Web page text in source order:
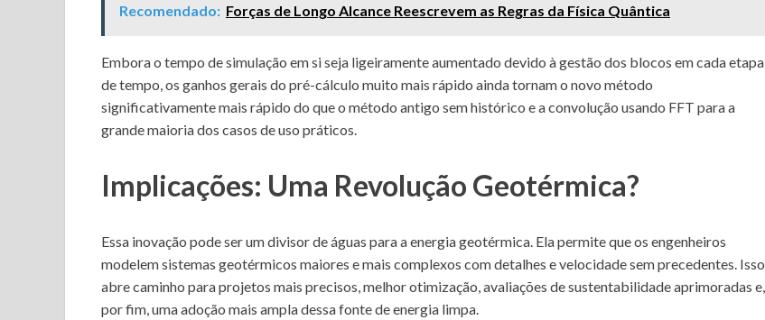
Recomendado: Forças de Longo Alcance Reescrevem as Regras da Física Quântica
Embora o tempo de simulação em si seja ligeiramente aumentado devido à gestão dos blocos em cada etapa
de tempo, os ganhos gerais do pré-cálculo muito mais rápido ainda tornam o novo método
significativamente mais rápido do que o método antigo sem histórico e a convolução usando FFT para a
grande maioria dos casos de uso práticos.
Implicações: Uma Revolução Geotérmica?
Essa inovação pode ser um divisor de águas para a energia geotérmica. Ela permite que os engenheiros
modelem sistemas geotérmicos maiores e mais complexos com detalhes e velocidade sem precedentes. Isso
abre caminho para projetos mais precisos, melhor otimização, avaliações de sustentabilidade aprimoradas e,
por fim, uma adoção mais ampla dessa fonte de energia limpa.